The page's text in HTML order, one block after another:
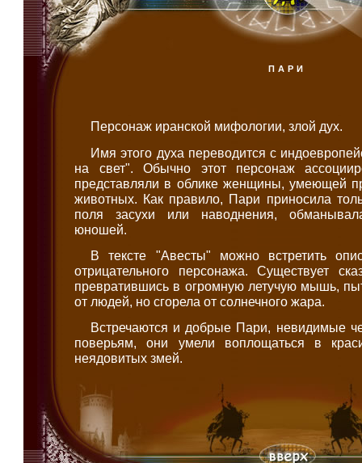
ПАРИ
Персонаж иранской мифологии, злой дух.
Имя этого духа переводится с
на свет". Обычно этот персонаж
представляли в облике женщины, умеющей
животных. Как правило, Пари приносила
поля засухи или наводнения,
юношей.
В тексте "Авесты" можно встретить
отрицательного персонажа. Существует
превратившись в огромную летучую мышь,
от людей, но сгорела от солнечного жара.
Встречаются и добрые Пари, невидимые
поверьям, они умели воплощаться в
неядовитых змей.